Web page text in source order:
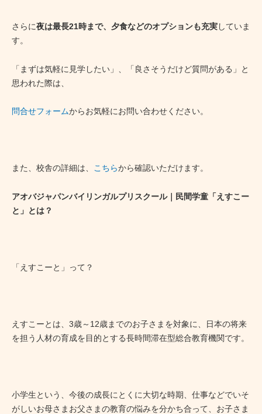
さらに夜は最長21時まで、夕食などのオプションも充実していま
す。
「まずは気軽に見学したい」、「良さそうだけど質問がある」と
思われた際は、
問合せフォームからお気軽にお問い合わせください。
また、校舎の詳細は、 こちらから確認いただけます。
アオバジャパンバイリンガルプリスクール｜民間学童「えすこー
と」とは？
「えすこーと」って？
えすこーとは、3歳～12歳までのお子さまを対象に、日本の将来
を担う人材の育成を目的とする長時間滞在型総合教育機関です。
小学生という、今後の成長にとくに大切な時期、仕事などでいそ
がしいお母さまお父さまの教育の悩みを分かち合って、お子さま